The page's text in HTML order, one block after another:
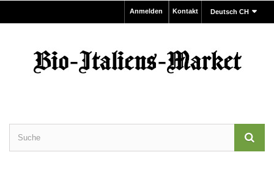
Deutsch CH
Kontakt
Anmelden